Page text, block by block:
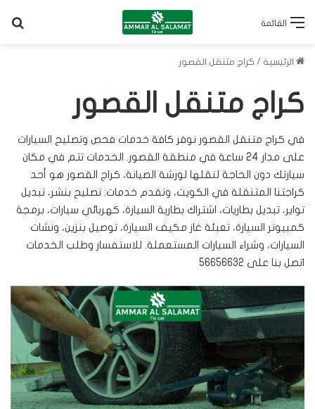
القائمة
الرئيسية / كراج متنقل القصور
كراج متنقل القصور
في كراج متنقل القصور نوفر كافة خدمات فحص وتصليح السيارات
على مدار 24 ساعة في منطقة القصور. الخدمات تتم في مكان
سيارتك دون الحاجة لنقلها لورشة الصيانة، كراج القصور هو أحد
كراجتنا المتنقلة في الكويت، ونقدم خدمات: تصليح بنشر، تبديل
تواير، تبديل بطاريات، اشتراك بطارية السيارة، كهربائي سيارات، برمجة
كمبيوتر السيارة، تعبئة غاز مكيف السيارة، توصيل بنزين، ونشات
السيارات، وشراء السيارات المستعملة. للاستفسار وطلب الخدمات
اتصل بنا على 56656632